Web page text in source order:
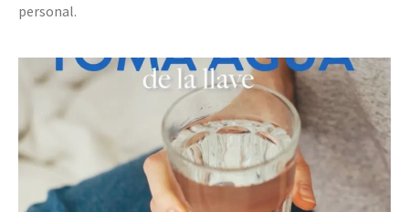
personal.